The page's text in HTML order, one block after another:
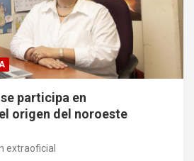
participa en
origen del noroeste
extraoficial